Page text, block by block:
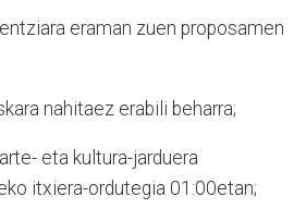
eraman zuen proposamen
nahitaez erabili beharra;
eta kultura-jarduera
itxiera-ordutegia 01:00etan;